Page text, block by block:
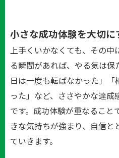
小さな成功体験を大切に
上手くいかなくても、その
る瞬間があれば、やる気は保
日は一度も転ばなかった」
った」など、ささやかな達
です。成功体験が重なること
きな気持ちが強まり、自信と
ていきます。